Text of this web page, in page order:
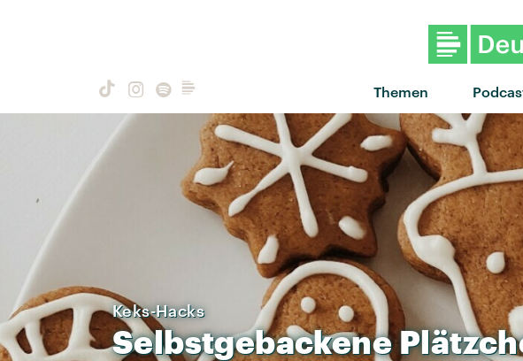
Themen
Keks-Hacks
Selbstgebackene